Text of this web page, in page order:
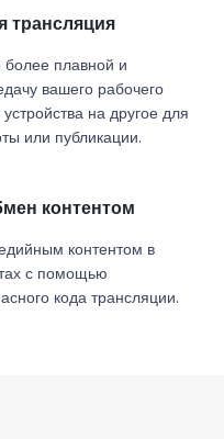
трансляция
плавной и
вашего рабочего
на другое для
или публикации.
контентом
контентом в
с помощью
кода трансляции.